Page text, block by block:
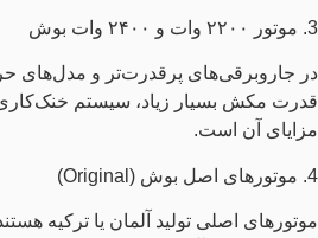
3. موتور ۲۲۰۰ وات و ۲۴۰۰ وات بوش
در جاروبرقی‌های پرقدرت‌تر و مدل‌های
قدرت مکش بسیار زیاد، سیستم خنک‌کاری
مزایای آن است.
4. موتورهای اصل بوش (Original)
موتورهای اصلی تولید آلمان یا ترکیه